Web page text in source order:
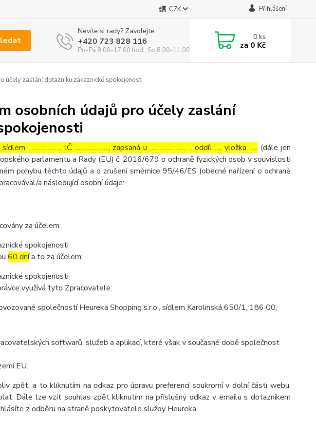
CZK Přihlášení
Nevíte si rady? Zavolejte.
+420 723 828 116
Po-Pá 8:00-17:00 hod., So 8:00-11:00 hod.
0ks
za 0 Kč
účely zaslání dotazníku zákaznické spokojenosti
osobních údajů pro účely zaslání
………………, IČ ………………., zapsaná u ………………… , oddíl …, vložka ….. (dále jen
parlamentu a Rady (EU) č. 2016/679 o ochraně fyzických osob v souvislosti
pohybu těchto údajů a o zrušení směrnice 95/46/ES (obecné nařízení o ochraně
a následující osobní údaje:
za účelem:
spokojenosti
60 dnía to za účelem:
spokojenosti
využívá tyto Zpracovatele:
společností Heureka Shopping s.r.o., sídlem Karolinská 650/1, 186 00,
softwarů, služeb a aplikací, které však v současné době společnost
EU.
zpět, a to kliknutím na odkaz pro úpravu preferencí soukromí v dolní části webu,
Dále lze vzít souhlas zpět kliknutím na příslušný odkaz v emailu s dotazníkem
z odběru na straně poskytovatele služby Heureka.